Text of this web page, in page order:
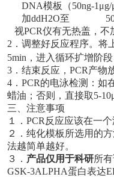
DNA模板（50ng-1μg/
加ddH2O至 50
视PCR仪有无热盖，不
2．调整好反应程序。将
5min，进入循环扩增阶
3．结束反应，PCR产
4．PCR的电泳检测：如
蜡油；否则，直接取5-
三、注意事项
１．PCR反应应该在一
２．纯化模板所选用的
法越简单越好。
３． 产品仅用于科研所
GSK-3ALPHA蛋白表达